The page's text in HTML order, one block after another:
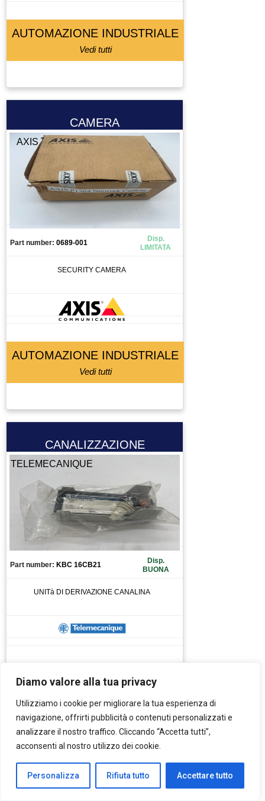
Diamo valore alla tua privacy
Utilizziamo i cookie per migliorare la tua esperienza di
navigazione, offrirti pubblicità o contenuti personalizzati e
analizzare il nostro traffico. Cliccando “Accetta tutti”,
acconsenti al nostro utilizzo dei cookie.
Personalizza Rifiuta tutto Accettare tutto
AUTOMAZIONE INDUSTRIALE
Vedi tutti
CAMERA
AXIS
Part number: 0689-001
Disp.
LIMITATA
SECURITY CAMERA
AUTOMAZIONE INDUSTRIALE
Vedi tutti
CANALIZZAZIONE
TELEMECANIQUE
Part number: KBC 16CB21
Disp.
BUONA
UNITà DI DERIVAZIONE CANALINA
AUTOMAZIONE INDUSTRIALE
CAPICORDA
CEMBRE